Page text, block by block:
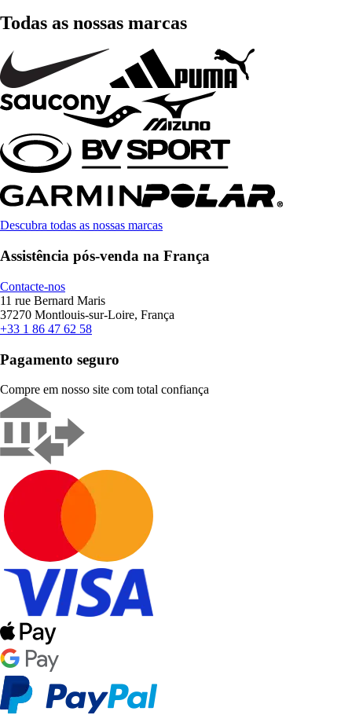
Todas as nossas marcas
Descubra todas as nossas marcas
Assistência pós-venda na França
Contacte-nos
11 rue Bernard Maris
37270 Montlouis-sur-Loire, França
+33 1 86 47 62 58
Pagamento seguro
Compre em nosso site com total confiança